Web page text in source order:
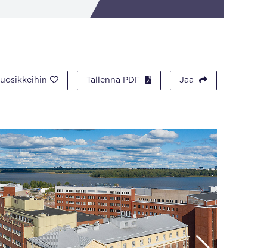
Tallenna PDF Jaa